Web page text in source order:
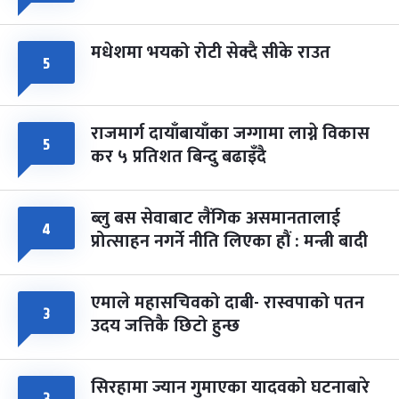
५ मधेशमा भयको रोटी सेक्दै सीके राउत
५ राजमार्ग दायाँबायाँका जग्गामा लाग्ने विकास
कर ५ प्रतिशत बिन्दु बढाइँदै
४ ब्लु बस सेवाबाट लैंगिक असमानतालाई
प्रोत्साहन नगर्ने नीति लिएका हौं : मन्त्री बादी
३ एमाले महासचिवको दाबी- रास्वपाको पतन
उदय जत्तिकै छिटो हुन्छ
सिरहामा ज्यान गुमाएका यादवको घटनाबारे